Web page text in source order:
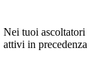
Nei tuoi ascoltatori
attivi in precedenza